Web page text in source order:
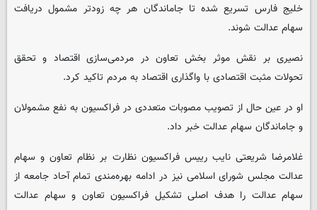
خلیج فارس تسریع شده تا جاماندگان هر چه زودتر مشمول دریافت
سهام عدالت شوند.
نصیری بر نقش موثر بخش تعاون در مردمی‌سازی اقتصاد و تحقق
تحولات مثبت اقتصادی با واگذاری اقتصاد به مردم تاکید کرد.
او در عین حال از تصویب مصوبات متعددی در فراکسیون به نفع مشمولان
و جاماندگان سهام عدالت خبر داد.
غلامرضا شریعتی نایب رییس فراکسیون نظارت بر نظام تعاون و سهام
عدالت مجلس شورای اسلامی نیز در ادامه بهره‌مندی تمام آحاد جامعه از
سهام عدالت را هدف اصلی تشکیل فراکسیون تعاون و سهام عدالت